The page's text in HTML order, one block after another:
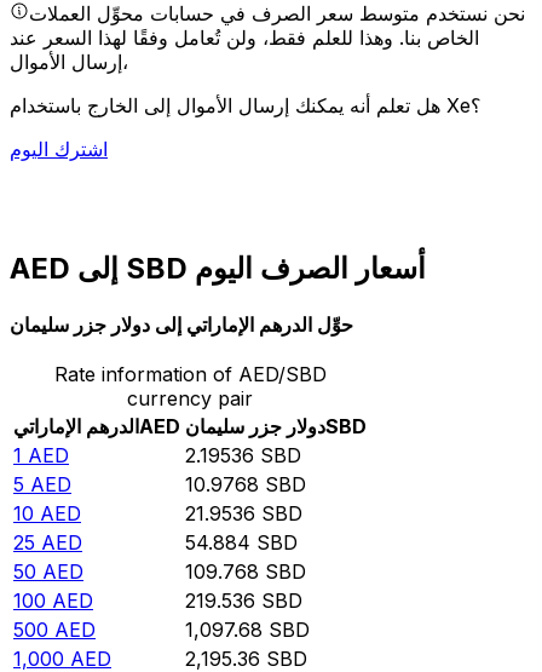
نحن نستخدم متوسط سعر الصرف في حسابات محوِّل العملات
الخاص بنا. وهذا للعلم فقط، ولن تُعامل وفقًا لهذا السعر عند
إرسال الأموال،
هل تعلم أنه يمكنك إرسال الأموال إلى الخارج باستخدام Xe؟
اشترك اليوم
AED إلى SBD أسعار الصرف اليوم
حوِّل الدرهم الإماراتي إلى دولار جزر سليمان
Rate information of AED/SBD
currency pair
الدرهم الإماراتيAED دولار جزر سليمانSBD
1 AED 2.19536 SBD
5 AED 10.9768 SBD
10 AED 21.9536 SBD
25 AED 54.884 SBD
50 AED 109.768 SBD
100 AED 219.536 SBD
500 AED 1,097.68 SBD
1,000 AED 2,195.36 SBD